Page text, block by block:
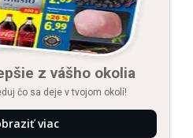
z vášho okolia
čo sa deje v tvojom okolí!
viac